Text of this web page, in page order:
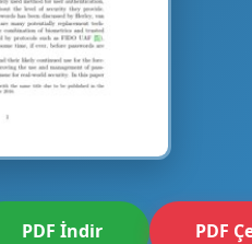
PDF İndir PDF